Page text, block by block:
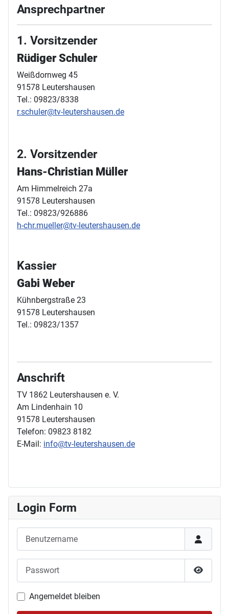
Ansprechpartner
1. Vorsitzender
Rüdiger Schuler
Weißdornweg 45
91578 Leutershausen
Tel.: 09823/8338
r.schuler@tv-leutershausen.de
2. Vorsitzender
Hans-Christian Müller
Am Himmelreich 27a
91578 Leutershausen
Tel.: 09823/926886
h-chr.mueller@tv-leutershausen.de
Kassier
Gabi Weber
Kühnbergstraße 23
91578 Leutershausen
Tel.: 09823/1357
Anschrift
TV 1862 Leutershausen e. V.
Am Lindenhain 10
91578 Leutershausen
Telefon: 09823 8182
E-Mail: info@tv-leutershausen.de
Login Form
Angemeldet bleiben